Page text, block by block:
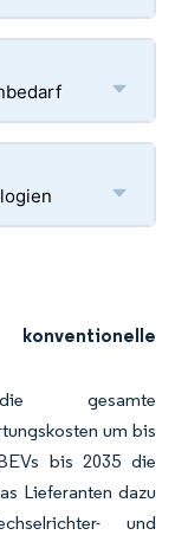
gesamte
um bis
bis 2035 die
Lieferanten dazu
und